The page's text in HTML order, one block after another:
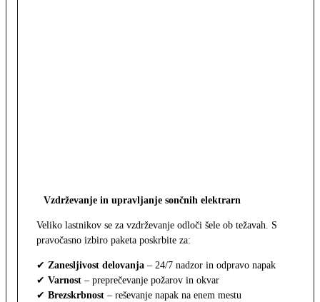
Vzdrževanje in upravljanje sončnih elektrarn
Veliko lastnikov se za vzdrževanje odloči šele ob težavah. S
pravočasno izbiro paketa poskrbite za:
✔ Zanesljivost delovanja – 24/7 nadzor in odpravo napak
✔ Varnost – preprečevanje požarov in okvar
✔ Brezskrbnost – reševanje napak na enem mestu